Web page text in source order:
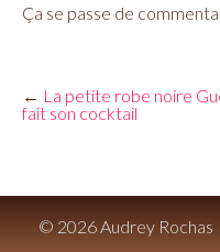
Ça se passe de
← La petite robe noire
fait son cocktail
© 2026 Audrey Rochas